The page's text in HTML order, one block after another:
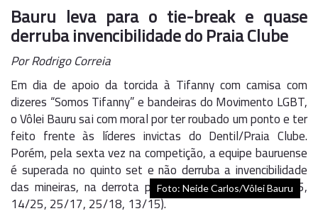
Bauru leva para o tie-break e quase
derruba invencibilidade do Praia Clube
Por Rodrigo Correia
Em dia de apoio da torcida à Tifanny com camisa com
dizeres “Somos Tifanny” e bandeiras do Movimento LGBT,
o Vôlei Bauru sai com moral por ter roubado um ponto e ter
feito frente às líderes invictas do Dentil/Praia Clube.
Porém, pela sexta vez na competição, a equipe bauruense
é superada no quinto set e não derruba a invencibilidade
das mineiras, na derrota por 3 a 2 (parciais em 20/25,
14/25, 25/17, 25/18, 13/15).
Foto: Neide Carlos/Vôlei Bauru